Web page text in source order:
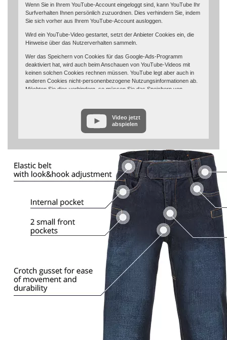
Wenn Sie in Ihrem YouTube-Account eingeloggt sind, kann YouTube Ihr
Surfverhalten Ihnen persönlich zuzuordnen. Dies verhindern Sie, indem
Sie sich vorher aus Ihrem YouTube-Account ausloggen.
Wird ein YouTube-Video gestartet, setzt der Anbieter Cookies ein, die
Hinweise über das Nutzerverhalten sammeln.
Wer das Speichern von Cookies für das Google-Ads-Programm
deaktiviert hat, wird auch beim Anschauen von YouTube-Videos mit
keinen solchen Cookies rechnen müssen. YouTube legt aber auch in
anderen Cookies nicht-personenbezogene Nutzungsinformationen ab.
Möchten Sie dies verhindern, so müssen Sie das Speichern von
Weitere Informationen zum Datenschutz bei „YouTube“ finden Sie in der
Datenschutzerklärung des Anbieters unter:
https://www.google.de/intl/de/policies/privacy/
Video jetzt
abspielen